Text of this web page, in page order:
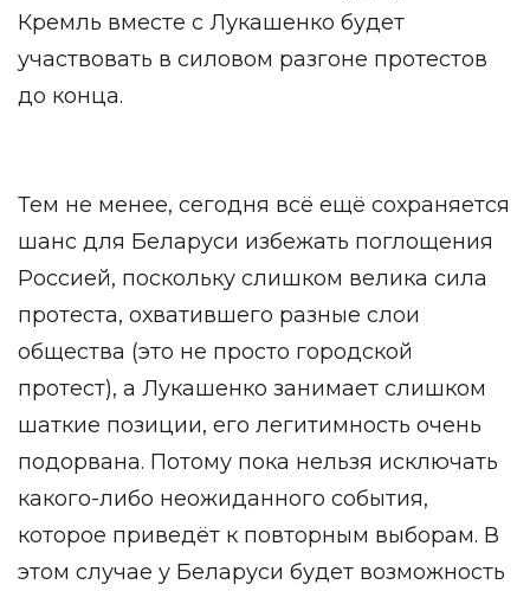
Кремль вместе с Лукашенко будет
участвовать в силовом разгоне протестов
до конца.
Тем не менее, сегодня всё ещё сохраняется
шанс для Беларуси избежать поглощения
Россией, поскольку слишком велика сила
протеста, охватившего разные слои
общества (это не просто городской
протест), а Лукашенко занимает слишком
шаткие позиции, его легитимность очень
подорвана. Потому пока нельзя исключать
какого-либо неожиданного события,
которое приведёт к повторным выборам. В
этом случае у Беларуси будет возможность